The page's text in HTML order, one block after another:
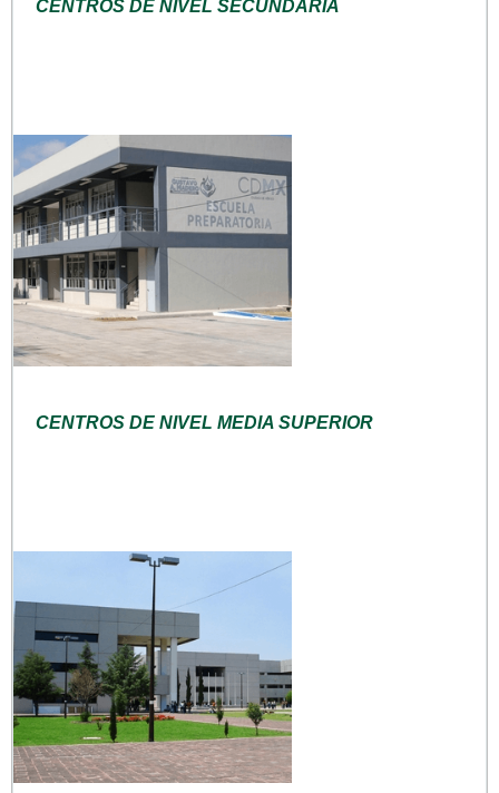
CENTROS DE NIVEL SECUNDARIA
CENTROS DE NIVEL MEDIA SUPERIOR